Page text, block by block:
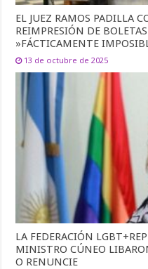
EL JUEZ RAMOS PADILLA
REIMPRESIÓN DE
»FÁCTICAMENTE
13 de octubre de 2025
LA FEDERACIÓN
MINISTRO CÚNEO
O RENUNCIE